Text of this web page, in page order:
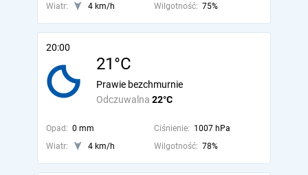
Wiatr:
4 km/h Wilgotność: 75%
20:00
21°C
Odczuwalna 22°C
Prawie bezchmurnie
Opad: 0 mm Ciśnienie: 1007 hPa
Wiatr:
4 km/h Wilgotność: 78%